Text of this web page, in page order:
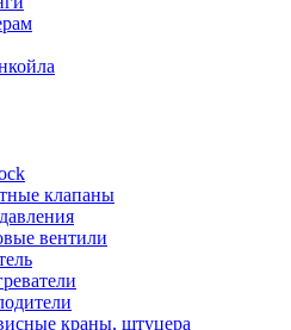
клапаны
вентили
краны, штуцера